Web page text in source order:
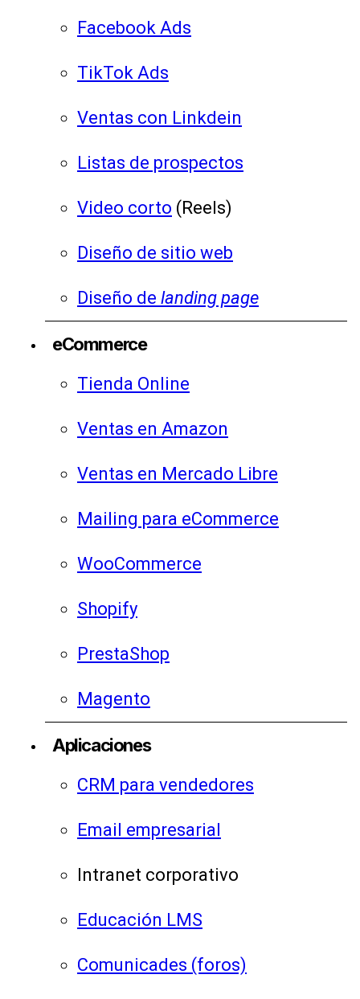
Facebook Ads
TikTok Ads
Ventas con Linkdein
Listas de prospectos
Video corto (Reels)
Diseño de sitio web
Diseño de landing page
eCommerce
Tienda Online
Ventas en Amazon
Ventas en Mercado Libre
Mailing para eCommerce
WooCommerce
Shopify
PrestaShop
Magento
Aplicaciones
CRM para vendedores
Email empresarial
Intranet corporativo
Educación LMS
Comunicades (foros)